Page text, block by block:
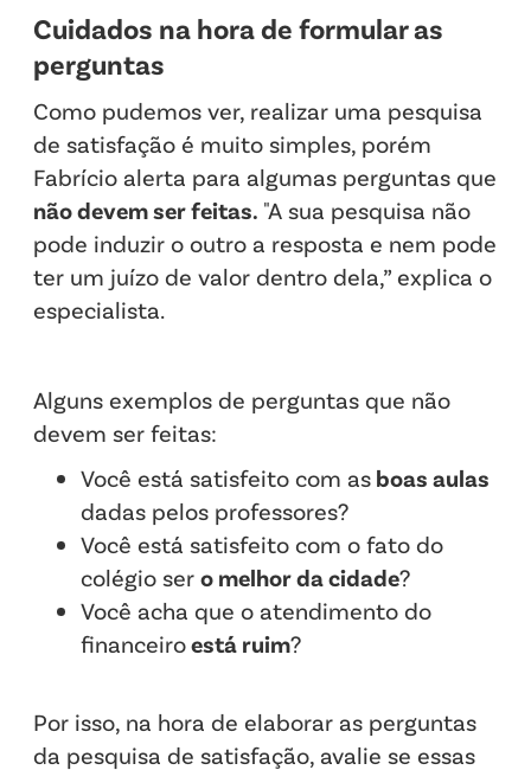
Cuidados na hora de formular as
perguntas
Como pudemos ver, realizar uma pesquisa
de satisfação é muito simples, porém
Fabrício alerta para algumas perguntas que
não devem ser feitas. "A sua pesquisa não
pode induzir o outro a resposta e nem pode
ter um juízo de valor dentro dela,” explica o
especialista.
Alguns exemplos de perguntas que não
devem ser feitas:
Você está satisfeito com as boas aulas
dadas pelos professores?
Você está satisfeito com o fato do
colégio ser o melhor da cidade?
Você acha que o atendimento do
financeiroestá ruim?
Por isso, na hora de elaborar as perguntas
da pesquisa de satisfação, avalie se essas